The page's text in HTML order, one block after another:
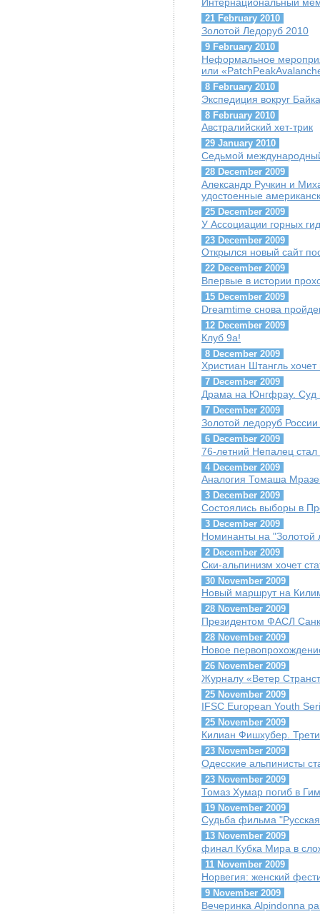
Интернациональный
21 February 2010
Золотой Ледоруб 2010
9 February 2010
Неформальное
или
8 February 2010
Экспедиция вокруг
8 February 2010
Австралийский хет-трик
29 January 2010
Седьмой
28 December 2009
Александр Ручкин и
удостоенные
25 December 2009
У Ассоциации горных
23 December 2009
Открылся новый сайт
22 December 2009
Впервые в истории
15 December 2009
Dreamtime снова
12 December 2009
Клуб 9a!
8 December 2009
Христиан Штангль
7 December 2009
Драма на Юнгфрау. Суд
7 December 2009
Золотой ледоруб России
6 December 2009
76-летний Непалец
4 December 2009
Аналогия Томаша
3 December 2009
Состоялись выборы в
3 December 2009
Номинанты на "Золотой
2 December 2009
Ски-альпинизм хочет
30 November 2009
Новый маршрут на
28 November 2009
Президентом ФАСЛ
28 November 2009
Новое
26 November 2009
Журналу «Ветер
25 November 2009
IFSC European Youth
25 November 2009
Килиан Фишхубер.
23 November 2009
Одесские альпинисты
23 November 2009
Томаз Хумар погиб в
19 November 2009
Судьба фильма
13 November 2009
финал Кубка Мира в
11 November 2009
Норвегия: женский
9 November 2009
Вечеринка Alpindonna